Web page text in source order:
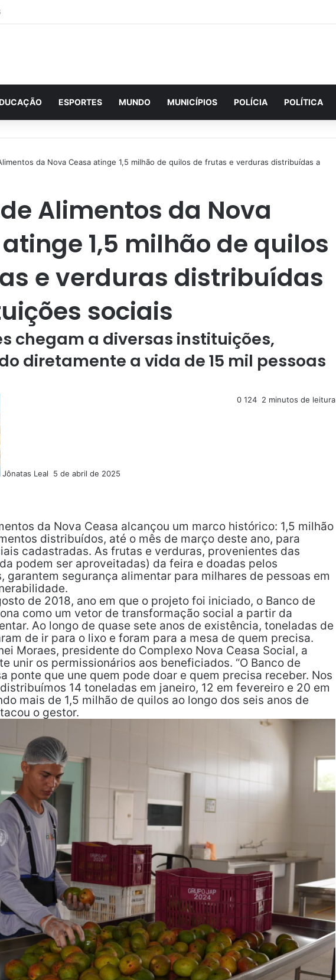
ESPORTES MUNDO MUNICÍPIOS POLÍCIA POLÍTICA
da Nova Ceasa atinge 1,5 milhão de quilos de frutas e verduras distribuídas a
Alimentos da Nova
1,5 milhão de quilos
e verduras distribuídas
sociais
chegam a diversas instituições,
diretamente a vida de 15 mil pessoas
Jônatas Leal
m
a
i
l
5 de abril de 2025
0 124 2 minutos de leitura
da Nova Ceasa alcançou um marco histórico: 1,5 milhão
distribuídos, até o mês de março deste ano, para
cadastradas. As frutas e verduras, provenientes das
podem ser aproveitadas) da feira e doadas pelos
garantem segurança alimentar para milhares de pessoas em
de 2018, ano em que o projeto foi iniciado, o Banco de
como um vetor de transformação social a partir da
Ao longo de quase sete anos de existência, toneladas de
de ir para o lixo e foram para a mesa de quem precisa.
Moraes, presidente do Complexo Nova Ceasa Social, a
unir os permissionários aos beneficiados. “O Banco de
ponte que une quem pode doar e quem precisa receber. Nos
14 toneladas em janeiro, 12 em fevereiro e 20 em
mais de 1,5 milhão de quilos ao longo dos seis anos de
o gestor.